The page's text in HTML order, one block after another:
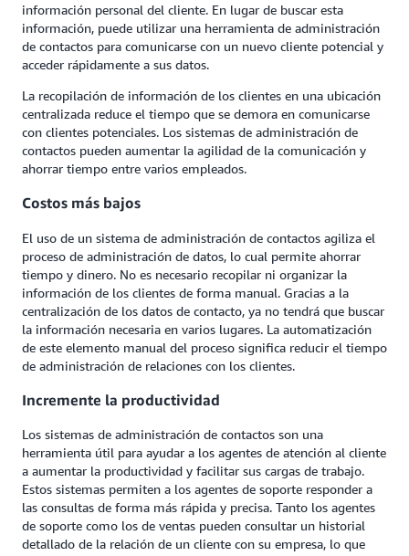
información personal del cliente. En lugar de buscar esta
información, puede utilizar una herramienta de administración
de contactos para comunicarse con un nuevo cliente potencial y
acceder rápidamente a sus datos.
La recopilación de información de los clientes en una ubicación
centralizada reduce el tiempo que se demora en comunicarse
con clientes potenciales. Los sistemas de administración de
contactos pueden aumentar la agilidad de la comunicación y
ahorrar tiempo entre varios empleados.
Costos más bajos
El uso de un sistema de administración de contactos agiliza el
proceso de administración de datos, lo cual permite ahorrar
tiempo y dinero. No es necesario recopilar ni organizar la
información de los clientes de forma manual. Gracias a la
centralización de los datos de contacto, ya no tendrá que buscar
la información necesaria en varios lugares. La automatización
de este elemento manual del proceso significa reducir el tiempo
de administración de relaciones con los clientes.
Incremente la productividad
Los sistemas de administración de contactos son una
herramienta útil para ayudar a los agentes de atención al cliente
a aumentar la productividad y facilitar sus cargas de trabajo.
Estos sistemas permiten a los agentes de soporte responder a
las consultas de forma más rápida y precisa. Tanto los agentes
de soporte como los de ventas pueden consultar un historial
detallado de la relación de un cliente con su empresa, lo que